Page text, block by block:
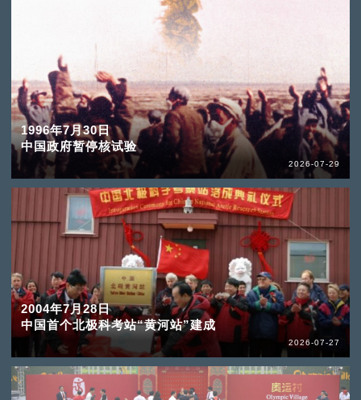
1996年7月30日
中国政府暂停核试验
2026-07-29
2004年7月28日
中国首个北极科考站“黄河站”建成
2026-07-27